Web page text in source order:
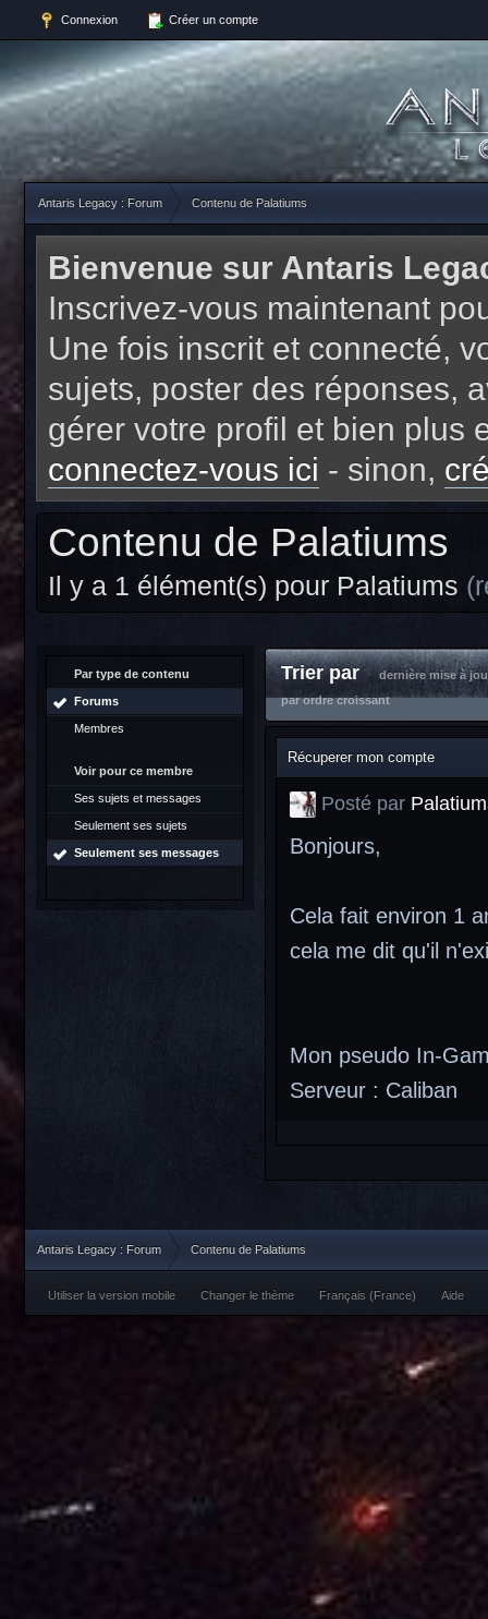
Connexion Créer un compte
Antaris Legacy : Forum Contenu de Palatiums
Bienvenue sur Antaris
Inscrivez-vous maintenant
Une fois inscrit et connecté,
sujets, poster des réponses,
gérer votre profil et bien plus
connectez-vous ici - sinon,
Contenu de Palatiums
Il y a 1 élément(s) pour Palatiums
Par type de contenu
Forums
Membres
Voir pour ce membre
Ses sujets et messages
Seulement ses sujets
Seulement ses messages
Trier par
dernière mise à
par ordre croissant
Récuperer mon compte
Posté par
Bonjours,
Cela fait environ 1
cela me dit qu'il
Mon pseudo In-
Serveur : Caliban
Antaris Legacy : Forum Contenu de Palatiums
Utiliser la version mobile Changer le thème Français (France) Aide